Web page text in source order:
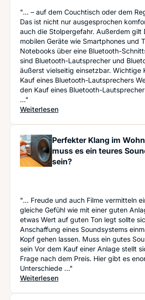
"... – auf dem Couchtisch oder dem
Das ist nicht nur ausgesprochen
auch die Stolpergefahr. Außerdem gilt
mobilen Geräte wie Smartphones und
Notebooks über eine Bluetooth-
sind Bluetooth-Lautsprecher und
äußerst vielseitig einsetzbar. Wichtige
Kauf eines Bluetooth-Lautsprechers
den Kauf eines Bluetooth-
..."
Weiterlesen: Kabellose Klangwelten:
Perfekter Klang im
muss es ein teures
sein?
"... Freude und auch Filme vermitteln
gleiche Gefühl wie mit einer guten
etwas Wert auf guten Ton legt sollte
Anschaffung eines Soundsystems
Kopf gehen lassen. Muss ein gutes
sein Vor dem Kauf einer Anlage stellt
Frage nach dem Preis. Hier gibt es
Unterschiede ..."
Weiterlesen: Perfekter Klang im